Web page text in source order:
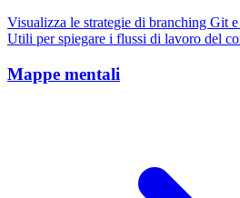
Visualizza le strategie di branching Git
Utili per spiegare i flussi di lavoro del
Mappe mentali